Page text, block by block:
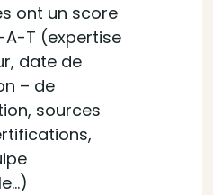
ont un score
A-T (expertise
date de
– de
sources